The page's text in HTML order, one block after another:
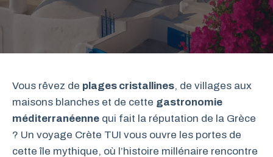
Vous rêvez de plages cristallines, de villages aux
maisons blanches et de cette gastronomie
méditerranéenne qui fait la réputation de la Grèce
? Un voyage Crète TUI vous ouvre les portes de
cette île mythique, où l’histoire millénaire rencontre